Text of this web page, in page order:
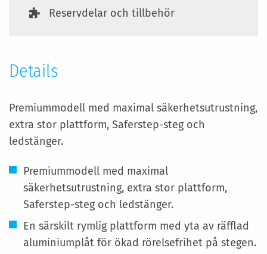
Reservdelar och tillbehör
Details
Premiummodell med maximal säkerhetsutrustning,
extra stor plattform, Saferstep-steg och
ledstänger.
Premiummodell med maximal
säkerhetsutrustning, extra stor plattform,
Saferstep-steg och ledstänger.
En särskilt rymlig plattform med yta av räfflad
aluminiumplåt för ökad rörelsefrihet på stegen.